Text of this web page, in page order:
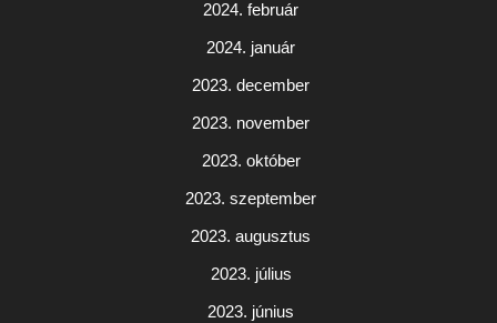
2024. február
2024. január
2023. december
2023. november
2023. október
2023. szeptember
2023. augusztus
2023. július
2023. június